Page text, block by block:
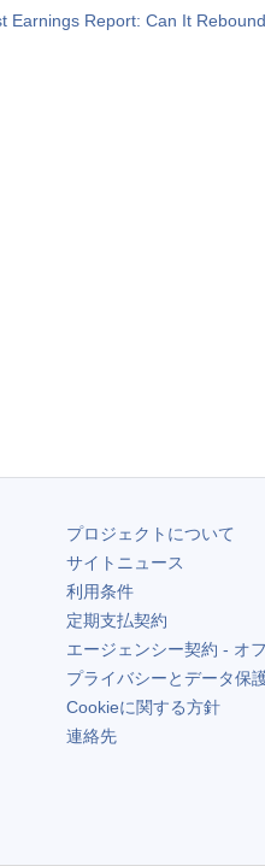
Earnings Report: Can It
プロジェクトについて
サイトニュース
利用条件
定期支払契約
エージェンシー契約 - オ
プライバシーとデータ保
Cookieに関する方針
連絡先